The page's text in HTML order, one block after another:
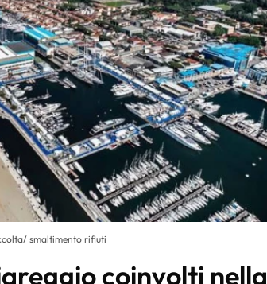
smaltimento rifiuti
coinvolti nella